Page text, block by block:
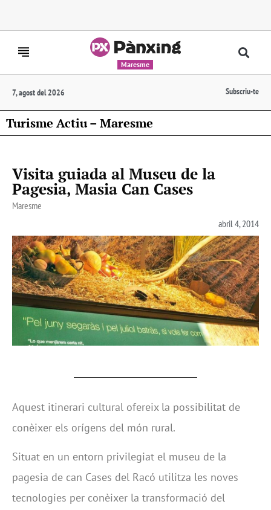
Maresme
7, agost del 2026 Subscriu-te
Turisme Actiu – Maresme
Visita guiada al Museu de la
Pagesia, Masia Can Cases
Maresme
abril 4, 2014
Aquest itinerari cultural ofereix la possibilitat de
conèixer els orígens del món rural.
Situat en un entorn privilegiat el museu de la
pagesia de can Cases del Racó utilitza les noves
tecnologies per conèixer la transformació del